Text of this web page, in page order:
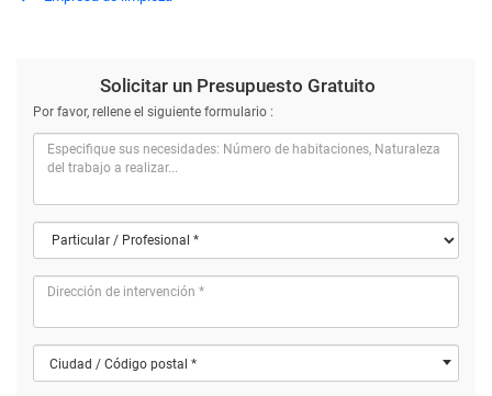
Solicitar un Presupuesto Gratuito
Por favor, rellene el siguiente formulario :
Ciudad / Código postal *